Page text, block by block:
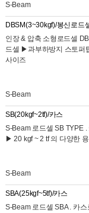
S-Beam
DBSM(3~30kgf)/봉신로드
인장 & 압축 소형로드셀
드셀 ▶과부하방지 스토퍼
사이즈
S-Beam
SB(20kgf~2tf)/카스
S-Beam 로드셀 SB TYPE .
▶ 20 kgf ~ 2 tf 의 다양한
S-Beam
SBA(25kgf~5tf)/카스
S-Beam 로드셀 SBA . 카